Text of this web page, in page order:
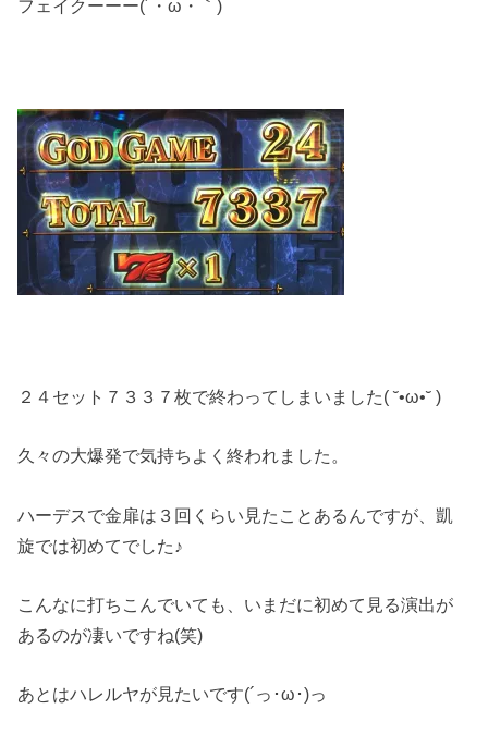
フェイクーーー(´・ω・｀)
２４セット７３３７枚で終わってしまいました( ˘•ω•˘ )
久々の大爆発で気持ちよく終われました。
ハーデスで金扉は３回くらい見たことあるんですが、凱
旋では初めてでした♪
こんなに打ちこんでいても、いまだに初めて見る演出が
あるのが凄いですね(笑)
あとはハレルヤが見たいです(´っ･ω･)っ